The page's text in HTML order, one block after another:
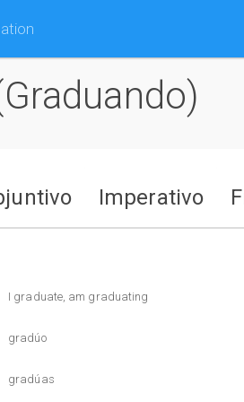
Imperativo
I graduate, am graduating
gradúo
gradúas